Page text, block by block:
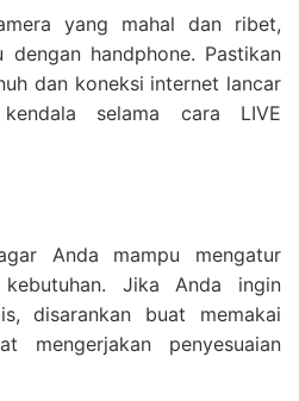
yang mahal dan ribet,
dengan handphone. Pastikan
dan koneksi internet lancar
selama cara LIVE
Anda mampu mengatur
Jika Anda ingin
disarankan buat memakai
mengerjakan penyesuaian